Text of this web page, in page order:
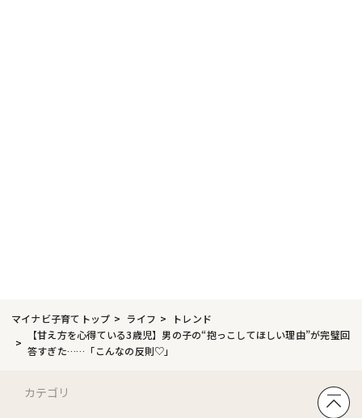
マイナビ子育てトップ ライフ
トレンド
【甘え方を心得ている3歳児】男の子の“抱っこしてほしい理由”が完璧回
答すぎた……「こんなの反則♡」
カテゴリ